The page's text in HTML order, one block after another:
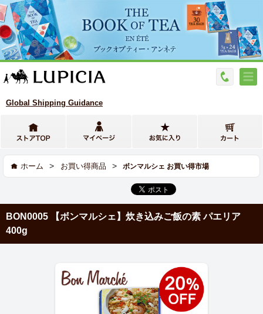
Global Shipping Guidance
ホーム > お買い得商品 > ボンマルシェ お買い得市場
BON0005 【ボンマルシェ】炊き込みご飯の素 パエリア
400g